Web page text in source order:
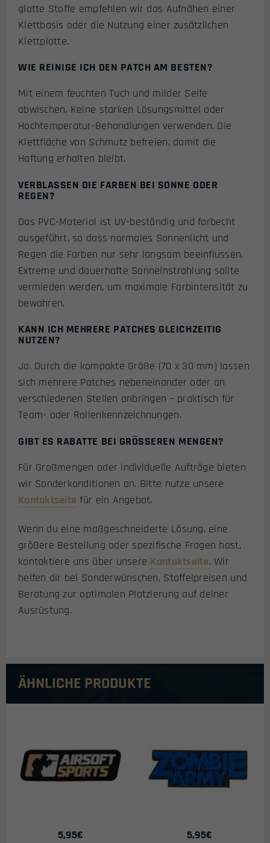
glatte Stoffe empfehlen wir das Aufnähen einer
Klettbasis oder die Nutzung einer zusätzlichen
Klettplatte.
WIE REINIGE ICH DEN PATCH AM BESTEN?
Mit einem feuchten Tuch und milder Seife
abwischen. Keine starken Lösungsmittel oder
Hochtemperatur-Behandlungen verwenden. Die
Klettfläche von Schmutz befreien, damit die
Haftung erhalten bleibt.
VERBLASSEN DIE FARBEN BEI SONNE ODER
REGEN?
Das PVC-Material ist UV-beständig und farbecht
ausgeführt, so dass normales Sonnenlicht und
Regen die Farben nur sehr langsam beeinflussen.
Extreme und dauerhafte Sonneinstrahlung sollte
vermieden werden, um maximale Farbintensität zu
bewahren.
KANN ICH MEHRERE PATCHES GLEICHZEITIG
NUTZEN?
Ja. Durch die kompakte Größe (70 x 30 mm) lassen
sich mehrere Patches nebeneinander oder an
verschiedenen Stellen anbringen – praktisch für
Team- oder Rollenkennzeichnungen.
GIBT ES RABATTE BEI GRÖSSEREN MENGEN?
Für Großmengen oder individuelle Aufträge bieten
wir Sonderkonditionen an. Bitte nutze unsere
Kontaktseite für ein Angebot.
Wenn du eine maßgeschneiderte Lösung, eine
größere Bestellung oder spezifische Fragen hast,
kontaktiere uns über unsere Kontaktseite. Wir
helfen dir bei Sonderwünschen, Staffelpreisen und
Beratung zur optimalen Platzierung auf deiner
Ausrüstung.
ÄHNLICHE PRODUKTE
5,95€ 5,95€